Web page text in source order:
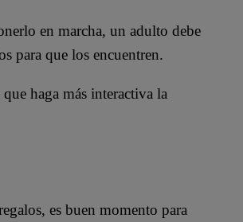
en marcha, un adulto debe
para que los encuentren.
haga más interactiva la
es buen momento para